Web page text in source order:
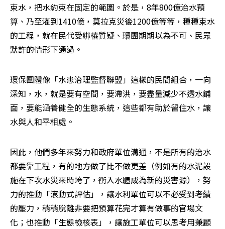
束水，把水約束在固定的範圍。於是，8年800億治水預
算、乃至灌到1410億，莫拉克災後1200億等等，種種束水
的工程，就在民代受綁樁質疑、環團期期以為不可、民眾
默許的情形下通過。
環保團體像「水患治理監督聯盟」這樣的民間組合，一向
深知，水，就是要有空間，要滯洪，要盡量減少不透水鋪
面，要能涵養健全的生態系統，這些都有助於留住水，讓
水與人和平相處。
因此，他們多年來努力和政府單位溝通，不是所有的治水
都要靠工程，有的地方做了比不做更差（例如有的水泥設
施在下次水災來時垮了，衝入水體成為新的災害源），努
力的推動「滾動式評估」，讓水利單位可以不必受到考績
的壓力，稍稍脫離非要把預算花完才算有做事的官場文
化；也推動「生態檢核表」，讓施工單位可以思考用兼顧